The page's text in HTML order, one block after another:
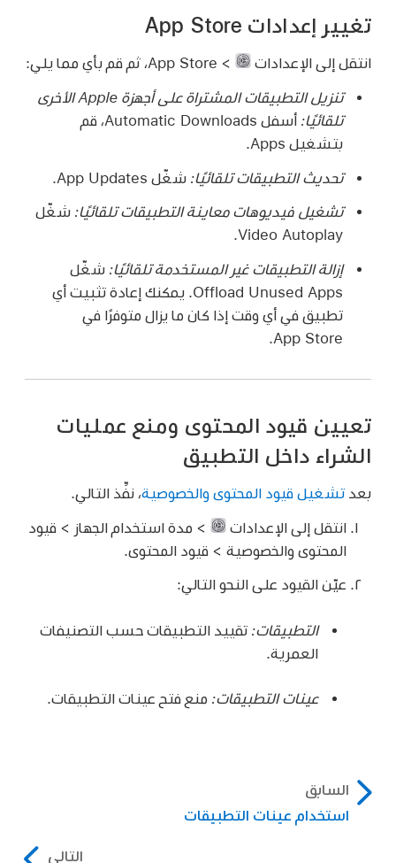
تغيير إعدادات App Store
انتقل إلى الإعدادات > App Store، ثم قم بأي مما يلي:
تنزيل التطبيقات المشتراة على أجهزة Apple الأخرى
تلقائيًا:
أسفل Automatic Downloads، قم
بتشغيل Apps.
تحديث التطبيقات تلقائيًا: شغّل App Updates.
تشغيل فيديوهات معاينة التطبيقات تلقائيًا: شغّل
Video Autoplay.
إزالة التطبيقات غير المستخدمة تلقائيًا: شغّل
Offload Unused Apps. يمكنك إعادة تثبيت أي
تطبيق في أي وقت إذا كان ما يزال متوفرًا في
App Store.
تعيين قيود المحتوى ومنع عمليات
الشراء داخل التطبيق
بعد تشغيل قيود المحتوى والخصوصية، نفِّذ التالي.
انتقل إلى الإعدادات
> مدة استخدام الجهاز > قيود
المحتوى والخصوصية > قيود المحتوى.
عيّن القيود على النحو التالي:
التطبيقات: تقييد التطبيقات حسب التصنيفات
العمرية.
عينات التطبيقات: منع فتح عينات التطبيقات.
السابق
استخدام عينات التطبيقات
التالي